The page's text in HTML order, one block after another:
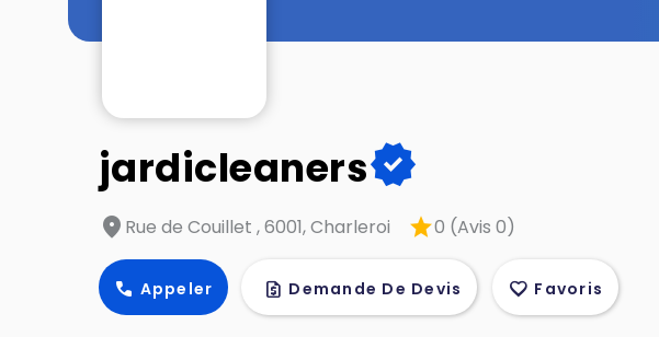
jardicleanersverified
location_on Rue de Couillet , 6001, Charleroi star0 (Avis 0)
call Appeler request_quote Demande De Devis favorite Favoris